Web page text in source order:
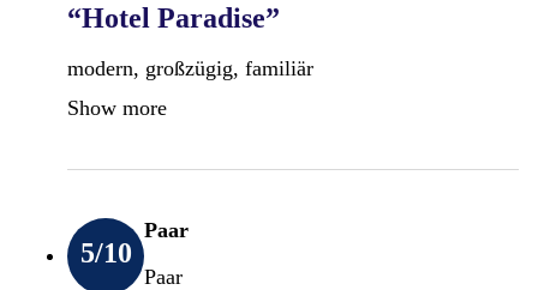
“Hotel Paradise”
modern, großzügig, familiär
Show more
5/10
Paar
Paar